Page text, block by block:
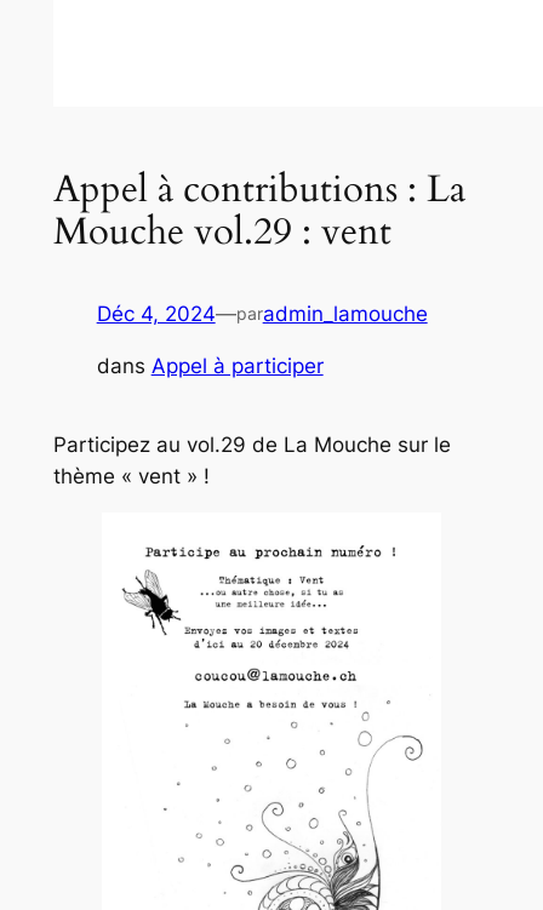
Appel à contributions : La
Mouche vol.29 : vent
Déc 4, 2024—paradmin_lamouche
dans Appel à participer
Participez au vol.29 de La Mouche sur le
thème « vent » !